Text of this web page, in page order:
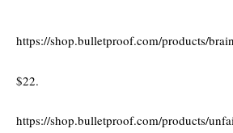
https://shop.bulletproof.com/products/
$22.
https://shop.bulletproof.com/products/